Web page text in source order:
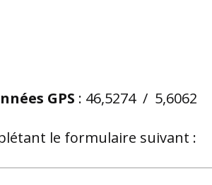
GPS : 46,5274 / 5,6062
le formulaire suivant :